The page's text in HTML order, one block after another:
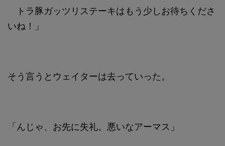
トラ豚ガッツリステーキはもう少しお待ちくださ
いね！」
そう言うとウェイターは去っていった。
「んじゃ、お先に失礼。悪いなアーマス」